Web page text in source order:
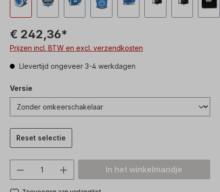
€ 242,36*
Prijzen incl. BTW en excl. verzendkosten
Llevertijd ongeveer 3-4 werkdagen
Versie
Reset selectie
Producthoeveelheid: Voer de
In het winkelmandje